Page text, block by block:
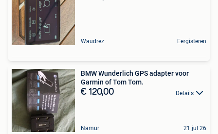
Waudrez Eergisteren
BMW Wunderlich GPS adapter voor
Garmin of Tom Tom.
€ 120,00 Details
Namur 21 jul 26